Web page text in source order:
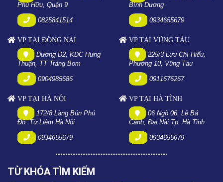
Phú Hữu, Quận 9
0825841514
Bình Dương
0934655679
VP TẠI ĐỒNG NAI
Đường D2, KDC Hưng
Thuận, TT Trảng Bom
0904985686
VP TẠI VŨNG TÀU
225/3 Lưu Chí Hiếu,
Phường 10, Vũng Tàu
0911676267
VP TẠI HÀ NỘI
172/8 Làng Bún Phú
Đô. Từ Liêm Hà Nội
0934655679
VP TẠI HÀ TĨNH
06 Ngõ 06, Lê Bá
Cảnh, Đại Nài Tp. Hà Tĩnh
0934655679
TỪ KHÓA TÌM KIẾM